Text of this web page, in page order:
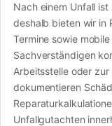
Nach einem Unfall
deshalb bieten wir in
Termine sowie
Sachverständigen
Arbeitsstelle oder
dokumentieren
Unfallgutachten